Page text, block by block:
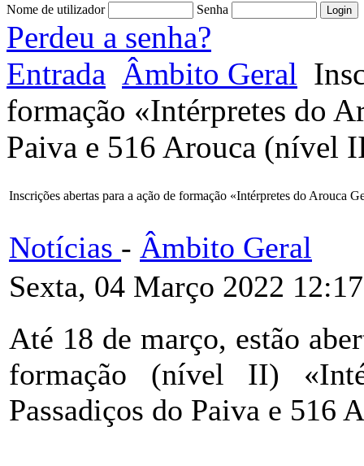
Nome de utilizador Senha
Perdeu a senha?
Entrada Âmbito Geral
formação «Intérpretes do
Paiva e 516 Arouca (nível
Inscrições abertas para a ação de formação «Intérpretes do Arouca
Notícias - Âmbito Geral
Sexta, 04 Março 2022 12:17
Até 18 de março, estão
formação (nível II)
Passadiços do Paiva e 516